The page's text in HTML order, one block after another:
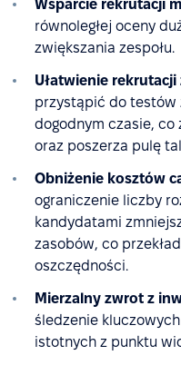
Wsparcie rekrutacji
równoległej oceny
zwiększania zespołu.
Ułatwienie rekrutacji
przystąpić do testów
dogodnym czasie,
oraz poszerza pulę
Obniżenie kosztów
ograniczenie liczby
kandydatami
zasobów, co
oszczędności.
Mierzalny zwrot z
śledzenie kluczowych
istotnych z punktu